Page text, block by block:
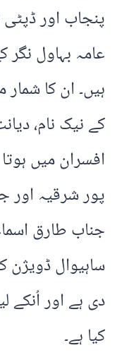
پنجاب اور ڈپٹی
عامہ بہاول
ہیں۔ ان کا
کے نیک نام،
افسران میں
پور شرقیہ اور
جناب طارق
ساہیوال ڈویژن
دی ہے اور اُنکے
کیا ہے۔